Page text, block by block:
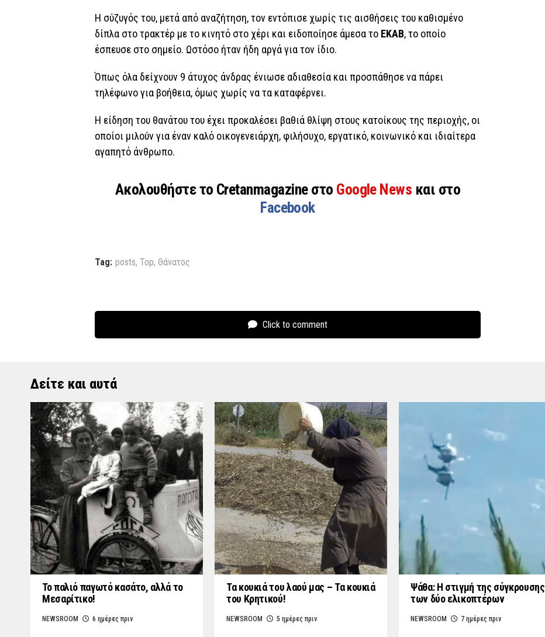
Η σύζυγός του, μετά από αναζήτηση, τον εντόπισε χωρίς τις αισθήσεις του καθισμένο
δίπλα στο τρακτέρ με το κινητό στο χέρι και ειδοποίησε άμεσα το ΕΚΑΒ, το οποίο
έσπευσε στο σημείο. Ωστόσο ήταν ήδη αργά για τον ίδιο.
Όπως όλα δείχνουν 9 άτυχος άνδρας ένιωσε αδιαθεσία και προσπάθησε να πάρει
τηλέφωνο για βοήθεια, όμως χωρίς να τα καταφέρνει.
Η είδηση του θανάτου του έχει προκαλέσει βαθιά θλίψη στους κατοίκους της περιοχής, οι
οποίοι μιλούν για έναν καλό οικογενειάρχη, φιλήσυχο, εργατικό, κοινωνικό και ιδιαίτερα
αγαπητό άνθρωπο.
Ακολουθήστε το Cretanmagazine στο Google News και στο
Facebook
Tag: posts, Top, Θάνατος
Click to comment
Δείτε και αυτά
Το παλιό παγωτό κασάτο, αλλά το
Μεσαρίτικο!
NEWSROOM 6 ημέρες πριν
Τα κουκιά του λαού μας – Τα κουκιά
του Κρητικού!
NEWSROOM 5 ημέρες πριν
Ψάθα: Η στιγμή της σύγκρουσης
των δύο ελικοπτέρων
NEWSROOM 7 ημέρες πριν